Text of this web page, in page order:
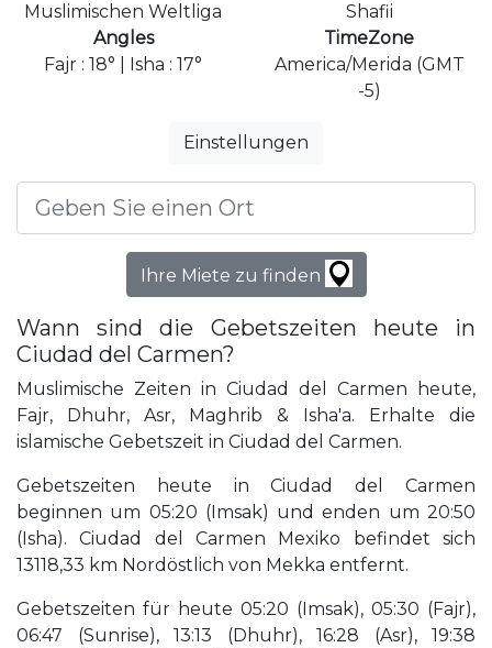
Muslimischen Weltliga
Shafii
Angles
Fajr : 18° | Isha : 17°
TimeZone
America/Merida (GMT
-5)
Einstellungen
Ihre Miete zu finden
Wann sind die Gebetszeiten heute in
Ciudad del Carmen?
Muslimische Zeiten in Ciudad del Carmen heute,
Fajr, Dhuhr, Asr, Maghrib & Isha'a. Erhalte die
islamische Gebetszeit in Ciudad del Carmen.
Gebetszeiten heute in Ciudad del Carmen
beginnen um 05:20 (Imsak) und enden um 20:50
(Isha). Ciudad del Carmen Mexiko befindet sich
13118,33 km Nordöstlich von Mekka entfernt.
Gebetszeiten für heute 05:20 (Imsak), 05:30 (Fajr),
06:47 (Sunrise), 13:13 (Dhuhr), 16:28 (Asr), 19:38